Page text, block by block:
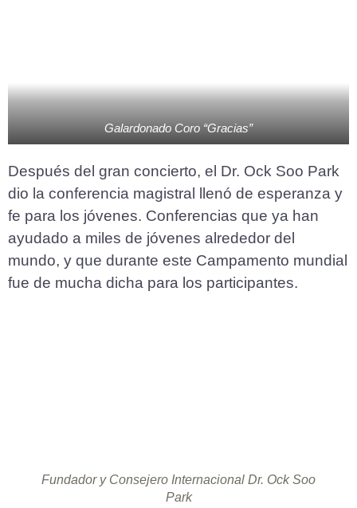
Galardonado Coro “Gracias”
Después del gran concierto, el Dr. Ock Soo Park
dio la conferencia magistral llenó de esperanza y
fe para los jóvenes. Conferencias que ya han
ayudado a miles de jóvenes alrededor del
mundo, y que durante este Campamento mundial
fue de mucha dicha para los participantes.
Fundador y Consejero Internacional Dr. Ock Soo
Park